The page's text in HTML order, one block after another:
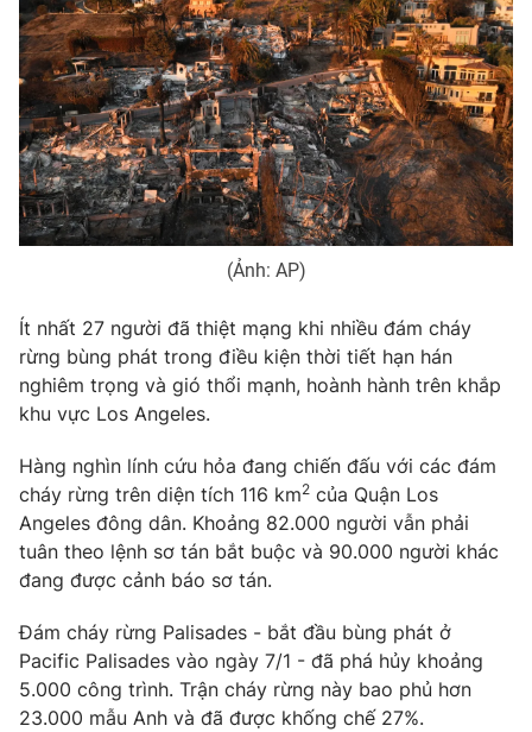
Tư vấn
Chuyên mục khác
Emagazine Podcast
Photo Infographic
Shorts video
VTV Money VTV Thể thao
VTV Sức khoẻ Bất động sản
Thị trường 24h Tấm lòng Việt
VTV4 Vươn mình bằng AI
Liên hệ tòa soạn English
(Ảnh: AP)
Ít nhất 27 người đã thiệt mạng khi nhiều đám cháy
rừng bùng phát trong điều kiện thời tiết hạn hán
nghiêm trọng và gió thổi mạnh, hoành hành trên khắp
khu vực Los Angeles.
Hàng nghìn lính cứu hỏa đang chiến đấu với các đám
cháy rừng trên diện tích 116 km2 của Quận Los
Angeles đông dân. Khoảng 82.000 người vẫn phải
tuân theo lệnh sơ tán bắt buộc và 90.000 người khác
đang được cảnh báo sơ tán.
Đám cháy rừng Palisades - bắt đầu bùng phát ở
Pacific Palisades vào ngày 7/1 - đã phá hủy khoảng
5.000 công trình. Trận cháy rừng này bao phủ hơn
23.000 mẫu Anh và đã được khống chế 27%.